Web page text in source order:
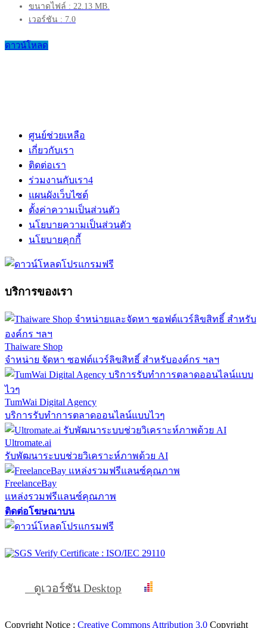
ขนาดไฟล์ : 22.13 MB.
เวอร์ชัน : 7.0
ดาวน์โหลด
ศูนย์ช่วยเหลือ
เกี่ยวกับเรา
ติดต่อเรา
ร่วมงานกับเรา4
แผนผังเว็บไซต์
ตั้งค่าความเป็นส่วนตัว
นโยบายความเป็นส่วนตัว
นโยบายคุกกี้
บริการของเรา
Thaiware Shop
จำหน่าย จัดหา ซอฟต์แวร์ลิขสิทธิ์ สำหรับองค์กร ฯลฯ
TumWai Digital Agency
บริการรับทำการตลาดออนไลน์แบบไวๆ
Ultromate.ai
รับพัฒนาระบบช่วยวิเคราะห์ภาพด้วย AI
FreelanceBay
แหล่งรวมฟรีแลนซ์คุณภาพ
ติดต่อโฆษณาบน
ดูเวอร์ชัน Desktop
Copyright Notice : Creative Commons Attribution 3.0 Copyright